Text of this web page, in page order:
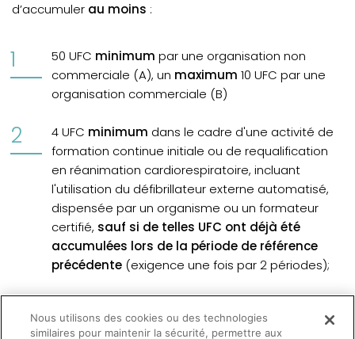
d’accumuler au moins :
50 UFC minimum par une organisation non
commerciale (A), un maximum 10 UFC par une
organisation commerciale (B)
4 UFC minimum dans le cadre d'une activité de
formation continue initiale ou de requalification
en réanimation cardiorespiratoire, incluant
l'utilisation du défibrillateur externe automatisé,
dispensée par un organisme ou un formateur
certifié, sauf si de telles UFC ont déjà été
accumulées lors de la période de référence
précédente (exigence une fois par 2 périodes);
formation continue en éthique et déontologie en
Nous utilisons des cookies ou des technologies
similaires pour maintenir la sécurité, permettre aux